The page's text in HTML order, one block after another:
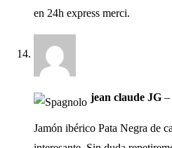
en 24h express merci.
jean claude JG –
Jamón ibérico Pata Negra de